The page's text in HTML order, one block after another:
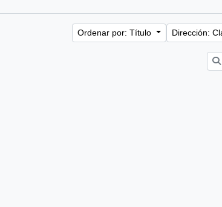
Ordenar por: Título Dirección: